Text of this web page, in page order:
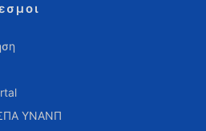
ΥΝΑΝΠ